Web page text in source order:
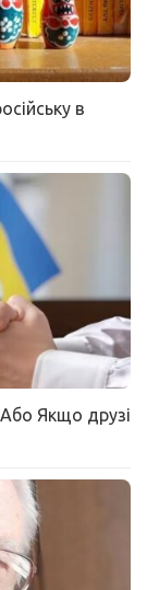
в
Якщо друзі